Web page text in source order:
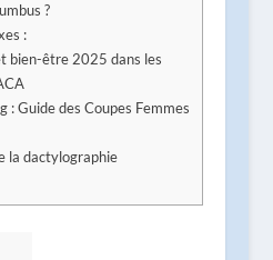
?
:
bien-être 2025 dans les
: Guide des Coupes Femmes
la dactylographie